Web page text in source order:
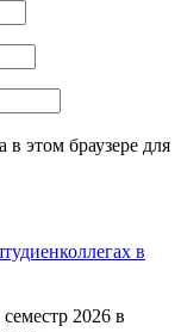
этом браузере для
в
2026 в